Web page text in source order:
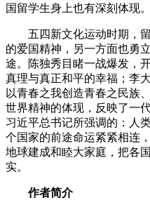
国留学生身上也有深刻体现。
五四新文化运动时期，留
的爱国精神，另一方面也勇
途。陈独秀目睹一战爆发，
真理与真正和平的幸福；李
以青春之我创造青春之民族
世界精神的体现，反映了一
习近平总书记所强调的：人
个国家的前途命运紧紧相连
地球建成和睦大家庭，把各
实。
作者简介